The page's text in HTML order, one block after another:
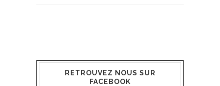
RETROUVEZ NOUS SUR
FACEBOOK